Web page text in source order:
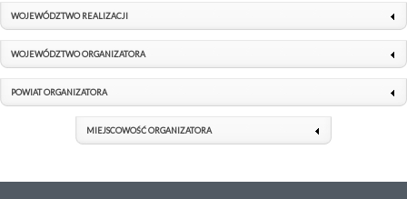
WOJEWÓDZTWO REALIZACJI
WOJEWÓDZTWO ORGANIZATORA
POWIAT ORGANIZATORA
MIEJSCOWOŚĆ ORGANIZATORA